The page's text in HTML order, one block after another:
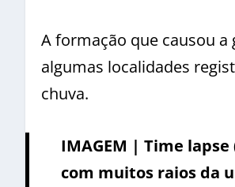
A formação que causou
algumas localidades
chuva.
IMAGEM | Time
com muitos raios da